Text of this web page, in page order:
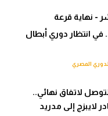
- نهاية قرعة
في انتظار دوري أبطال
المصري
لاتفاق نهائي..
لايبزج إلى مدريد